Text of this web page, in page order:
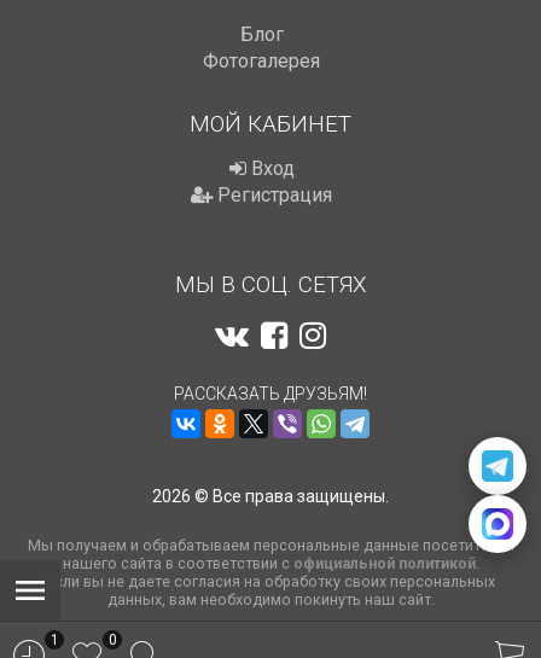
Блог
Фотогалерея
МОЙ КАБИНЕТ
Вход
Регистрация
МЫ В СОЦ. СЕТЯХ
РАССКАЗАТЬ ДРУЗЬЯМ!
2026 © Все права защищены.
Мы получаем и обрабатываем персональные данные посетителей
нашего сайта в соответствии с официальной политикой.
Если вы не даете согласия на обработку своих персональных
данных, вам необходимо покинуть наш сайт.
1 0